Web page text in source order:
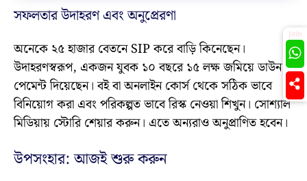
সফলতার উদাহরণ এবং অনুপ্রেরণা
অনেকে ২৫ হাজার বেতনে SIP করে বাড়ি কিনেছেন।
উদাহরণস্বরূপ, একজন যুবক ১০ বছরে ১৫ লক্ষ জমিয়ে ডাউন
পেমেন্ট দিয়েছেন। বই বা অনলাইন কোর্স থেকে সঠিক ভাবে
বিনিয়োগ করা এবং পরিকল্পত ভাবে রিস্ক নেওয়া শিখুন। সোশ্যাল
মিডিয়ায় স্টোরি শেয়ার করুন। এতে অন্যরাও অনুপ্রাণিত হবেন।
উপসংহার: আজই শুরু করুন
Join